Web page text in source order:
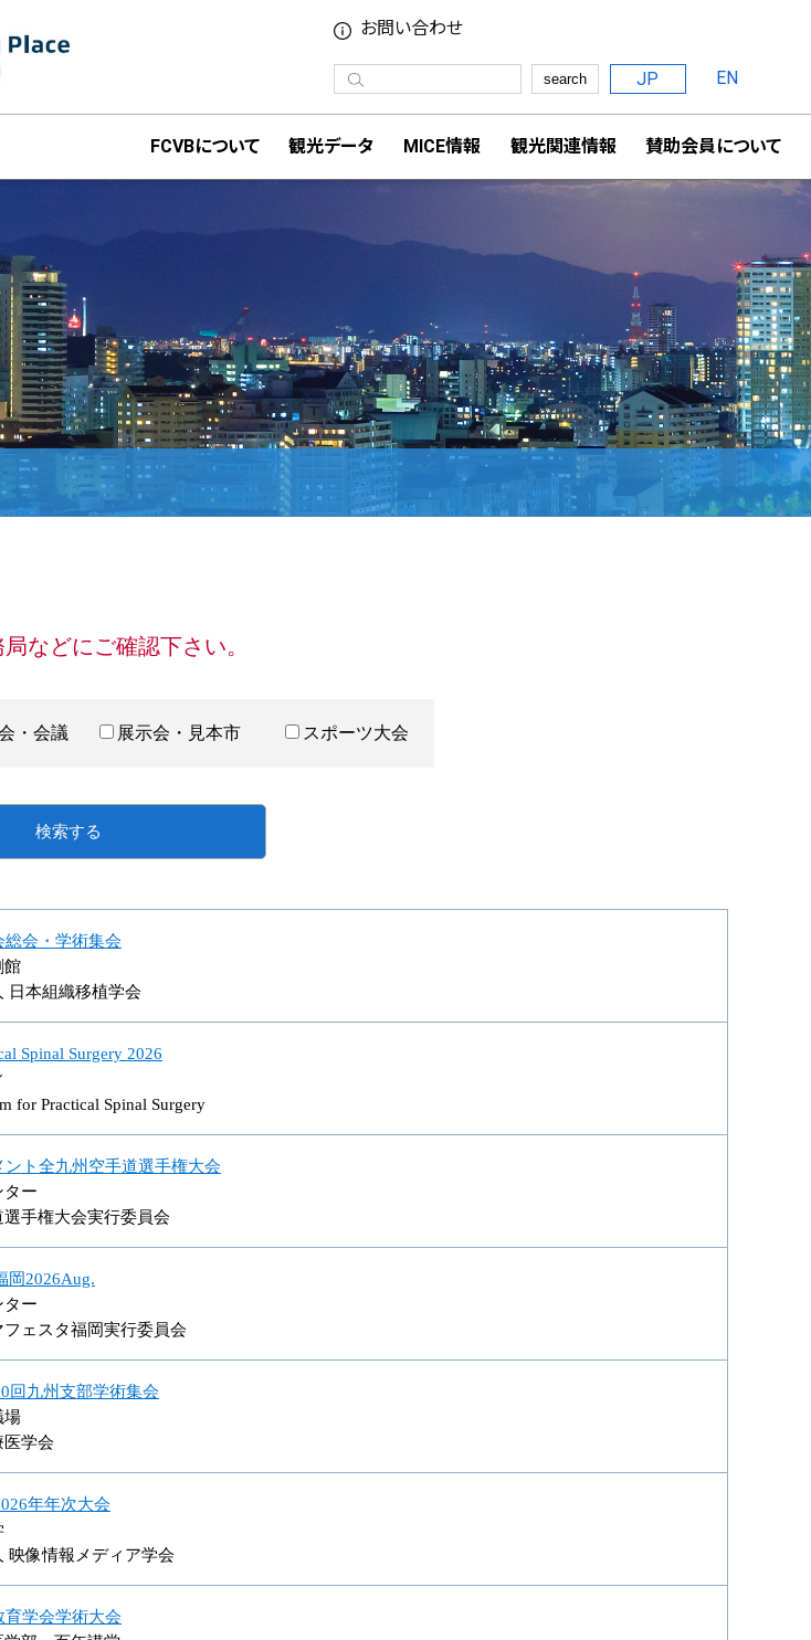
お問い合わせ
search JP EN
FCVBについて 観光データ MICE情報 観光関連情報 賛助会員について